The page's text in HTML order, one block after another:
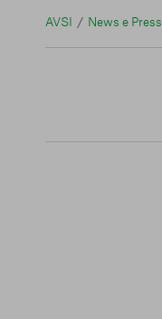
AVSI News e Press